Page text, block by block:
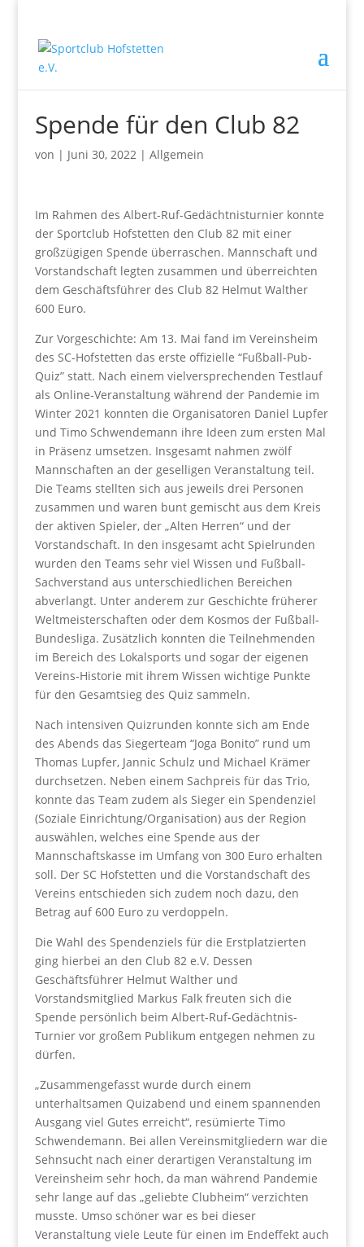
Spende für den Club 82
von | Juni 30, 2022| Allgemein
Im Rahmen des Albert-Ruf-Gedächtnisturnier konnte
der Sportclub Hofstetten den Club 82 mit einer
großzügigen Spende überraschen. Mannschaft und
Vorstandschaft legten zusammen und überreichten
dem Geschäftsführer des Club 82 Helmut Walther
600 Euro.
Zur Vorgeschichte: Am 13. Mai fand im Vereinsheim
des SC-Hofstetten das erste offizielle “Fußball-Pub-
Quiz” statt. Nach einem vielversprechenden Testlauf
als Online-Veranstaltung während der Pandemie im
Winter 2021 konnten die Organisatoren Daniel Lupfer
und Timo Schwendemann ihre Ideen zum ersten Mal
in Präsenz umsetzen. Insgesamt nahmen zwölf
Mannschaften an der geselligen Veranstaltung teil.
Die Teams stellten sich aus jeweils drei Personen
zusammen und waren bunt gemischt aus dem Kreis
der aktiven Spieler, der „Alten Herren“ und der
Vorstandschaft. In den insgesamt acht Spielrunden
wurden den Teams sehr viel Wissen und Fußball-
Sachverstand aus unterschiedlichen Bereichen
abverlangt. Unter anderem zur Geschichte früherer
Weltmeisterschaften oder dem Kosmos der Fußball-
Bundesliga. Zusätzlich konnten die Teilnehmenden
im Bereich des Lokalsports und sogar der eigenen
Vereins-Historie mit ihrem Wissen wichtige Punkte
für den Gesamtsieg des Quiz sammeln.
Nach intensiven Quizrunden konnte sich am Ende
des Abends das Siegerteam “Joga Bonito” rund um
Thomas Lupfer, Jannic Schulz und Michael Krämer
durchsetzen. Neben einem Sachpreis für das Trio,
konnte das Team zudem als Sieger ein Spendenziel
(Soziale Einrichtung/Organisation) aus der Region
auswählen, welches eine Spende aus der
Mannschaftskasse im Umfang von 300 Euro erhalten
soll. Der SC Hofstetten und die Vorstandschaft des
Vereins entschieden sich zudem noch dazu, den
Betrag auf 600 Euro zu verdoppeln.
Die Wahl des Spendenziels für die Erstplatzierten
ging hierbei an den Club 82 e.V. Dessen
Geschäftsführer Helmut Walther und
Vorstandsmitglied Markus Falk freuten sich die
Spende persönlich beim Albert-Ruf-Gedächtnis-
Turnier vor großem Publikum entgegen nehmen zu
dürfen.
„Zusammengefasst wurde durch einem
unterhaltsamen Quizabend und einem spannenden
Ausgang viel Gutes erreicht“, resümierte Timo
Schwendemann. Bei allen Vereinsmitgliedern war die
Sehnsucht nach einer derartigen Veranstaltung im
Vereinsheim sehr hoch, da man während Pandemie
sehr lange auf das „geliebte Clubheim“ verzichten
musste. Umso schöner war es bei dieser
Veranstaltung viele Leute für einen im Endeffekt auch